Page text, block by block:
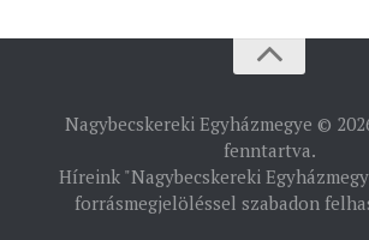
TÖRTÉNELEM
Nagybecskereki Egyházmegye ©
fenntartva.
Híreink "Nagybecskereki
forrásmegjelöléssel szabadon